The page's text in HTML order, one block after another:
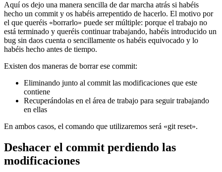
Aquí os dejo una manera sencilla de dar marcha atrás si habéis
hecho un commit y os habéis arrepentido de hacerlo. El motivo por
el que queréis «borrarlo» puede ser múltiple: porque el trabajo no
está terminado y queréis continuar trabajando, habéis introducido un
bug sin daos cuenta o sencillamente os habéis equivocado y lo
habéis hecho antes de tiempo.
Existen dos maneras de borrar ese commit:
Eliminando junto al commit las modificaciones que este
contiene
Recuperándolas en el área de trabajo para seguir trabajando
en ellas
En ambos casos, el comando que utilizaremos será «git reset».
Deshacer el commit perdiendo las
modificaciones